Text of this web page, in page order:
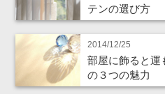
テンの選び方
2014/12/25
部屋に飾ると運
の３つの魅力